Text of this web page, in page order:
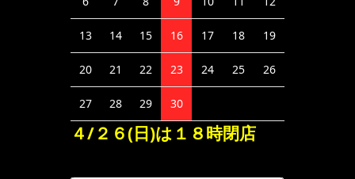
13 14 15 16 17 18 19
20 21 22 23 24 25 26
27 28 29 30
４/２６(日)は１８時閉店